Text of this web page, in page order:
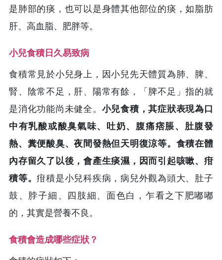
是肺部的痰，也可以是身體其他部位的痰，如脂肪
肝、高血脂、肥胖等。
小兒食積日久易致病
食積常見於小兒身上，因小兒先天體質為肺、脾、
腎、陰常不足，肝、陽常有餘，「脾不足」指的就
是消化功能尚未健全。 小兒食積，其症狀表現為口
中有乳酸或酸臭氣味、吐奶、腹痛痞脹、肚腹發
熱、糞便酸臭、夜間發熱但天明復涼等。食積在體
內存留久了以後，會產生痰濕，因而引起咳嗽、疳
積等。疳積是小兒科疾病，病兒外觀為頭大、肚子
鼓、脖子細、四肢細、面色白，乍看之下肥嘟嘟
的，其實是營養不良。
食積會造成哪些症狀？